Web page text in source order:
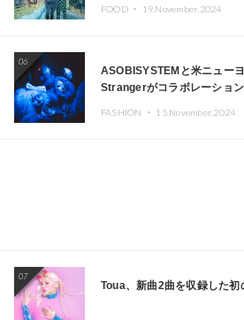
FOOD ・ 19.November.2024
06
ASOBISYSTEMと米ニュー
Strangerがコラボレーショ
FASHION ・ 15.November.2024
07
Toua、新曲2曲を収録した